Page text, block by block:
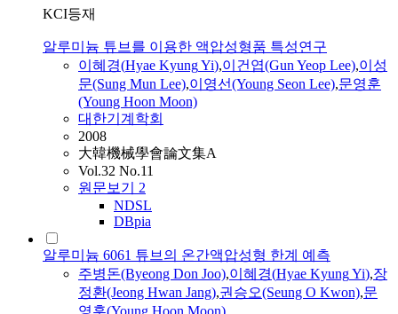
KCI등재
알루미늄 튜브를 이용한 액압성형품 특성연구
이혜경(Hyae KyungYi),이건엽(Gun Yeop Lee),이성
문(Sung Mun Lee),이영선(Young Seon Lee),문영훈
(Young Hoon Moon)
대한기계학회
2008
大韓機械學會論文集A
Vol.32 No.11
원문보기 2
NDSL
DBpia
알루미늄 6061 튜브의 온간액압성형 한계 예측
주병돈(Byeong Don Joo),이혜경(Hyae KyungYi),장
정환(Jeong Hwan Jang),권승오(Seung O Kwon),문